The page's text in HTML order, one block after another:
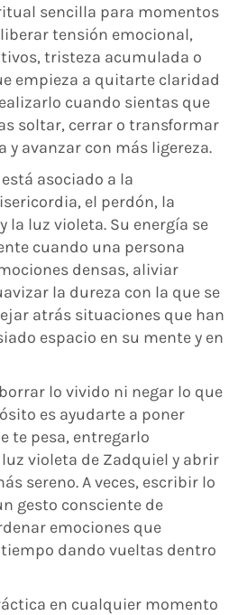
sencilla para momentos
tensión emocional,
tristeza acumulada o
empieza a quitarte claridad
cuando sientas que
soltar, cerrar o transformar
y avanzar con más ligereza.
asociado a la
el perdón, la
luz violeta. Su energía se
cuando una persona
densas, aliviar
la dureza con la que se
atrás situaciones que han
espacio en su mente y en
lo vivido ni negar lo que
es ayudarte a poner
te pesa, entregarlo
violeta de Zadquiel y abrir
sereno. A veces, escribir lo
gesto consciente de
emociones que
dando vueltas dentro
en cualquier momento